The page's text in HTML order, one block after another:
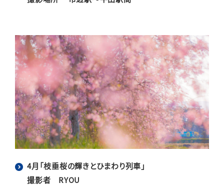
4月「枝垂桜の輝きとひまわり列車」
撮影者 RYOU